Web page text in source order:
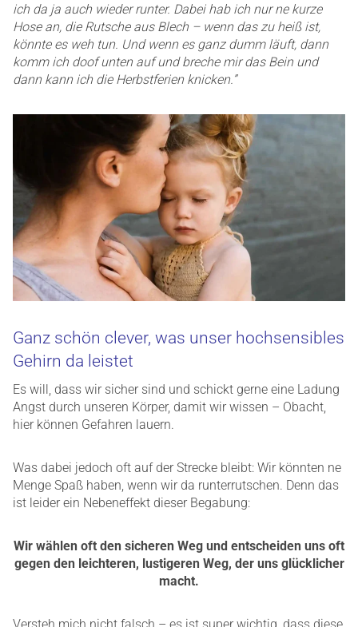
ich da ja auch wieder runter. Dabei hab ich nur ne kurze
Hose an, die Rutsche aus Blech – wenn das zu heiß ist,
könnte es weh tun. Und wenn es ganz dumm läuft, dann
komm ich doof unten auf und breche mir das Bein und
dann kann ich die Herbstferien knicken.”
Ganz schön clever, was unser hochsensibles
Gehirn da leistet
Es will, dass wir sicher sind und schickt gerne eine Ladung
Angst durch unseren Körper, damit wir wissen – Obacht,
hier können Gefahren lauern.
Was dabei jedoch oft auf der Strecke bleibt: Wir könnten ne
Menge Spaß haben, wenn wir da runterrutschen. Denn das
ist leider ein Nebeneffekt dieser Begabung:
Wir wählen oft den sicheren Weg und entscheiden uns oft
gegen den leichteren, lustigeren Weg, der uns glücklicher
macht.